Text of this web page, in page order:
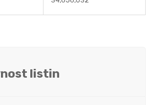
listin